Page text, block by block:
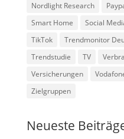
Nordlight Research
Smart Home
Social
TikTok
Trendmonitor
Trendstudie
TV
Versicherungen
Zielgruppen
Neueste